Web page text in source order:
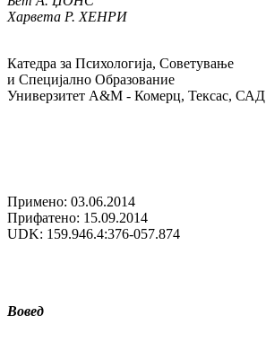
Харвета Р. ХЕНРИ
Катедра за Психологија, Советување
и Специјално Образование
Универзитет А&М - Комерц, Тексас, САД
Примено: 03.06.2014
Прифатено: 15.09.2014
UDK: 159.946.4:376-057.874
Вовед